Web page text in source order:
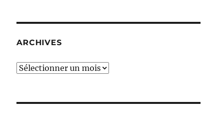
ARCHIVES
ARCHIVES